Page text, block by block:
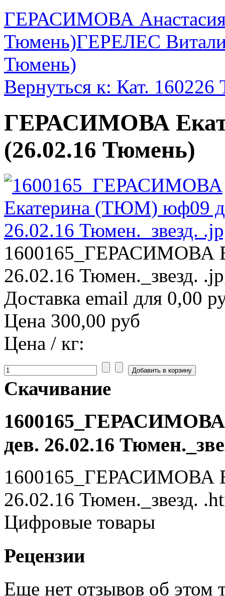
ГЕРАСИМОВА
Тюмень)ГЕРЕЛЕС
Тюмень)
Вернуться к: Кат.
ГЕРАСИМОВА
(26.02.16 Тюмень)
1600165_ГЕРАСИМОВА
26.02.16 Тюмен._звезд.
Доставка email для 0,00
Цена 300,00 руб
Цена / кг:
Скачивание
дев. 26.02.16
1600165_ГЕРАСИМОВА
26.02.16 Тюмен._звезд.
Цифровые товары
Рецензии
Еще нет отзывов об этом